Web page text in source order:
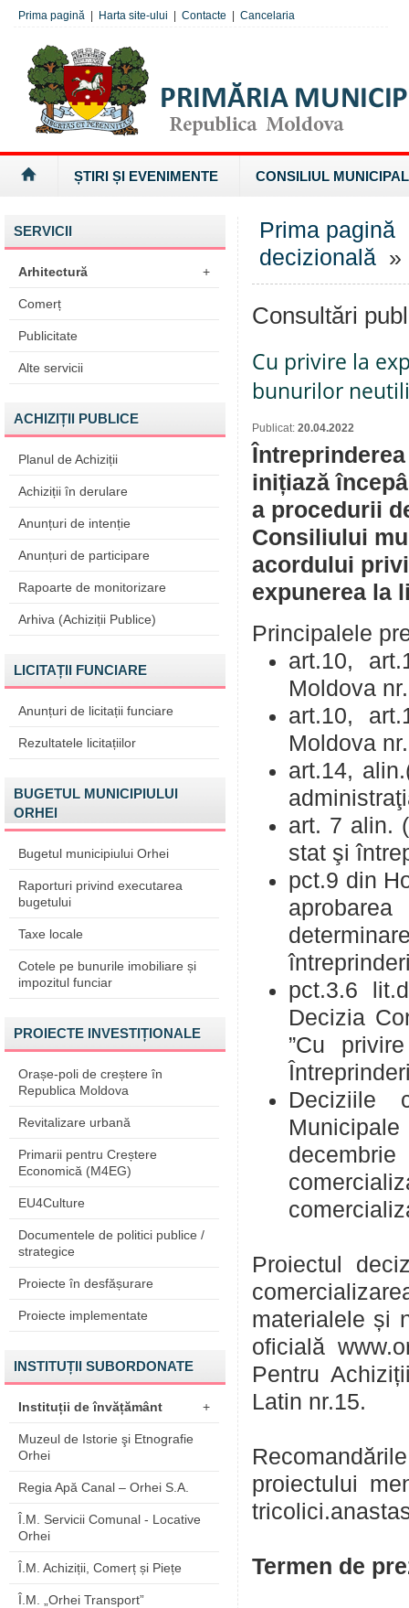
Prima pagină Harta site-ului Contacte Cancelaria
ȘTIRI ȘI EVENIMENTE CONSILIUL MUNICIPAL
SERVICII
Arhitectură +
Comerț
Publicitate
Alte servicii
ACHIZIȚII PUBLICE
Planul de Achiziții
Achiziții în derulare
Anunțuri de intenție
Anunțuri de participare
Rapoarte de monitorizare
Arhiva (Achiziții Publice)
LICITAȚII FUNCIARE
Anunțuri de licitații funciare
Rezultatele licitațiilor
BUGETUL MUNICIPIULUI
ORHEI
Bugetul municipiului Orhei
Raporturi privind executarea
bugetului
Taxe locale
Cotele pe bunurile imobiliare și
impozitul funciar
PROIECTE INVESTIȚIONALE
Orașe-poli de creștere în
Republica Moldova
Revitalizare urbană
Primarii pentru Creștere
Economică (M4EG)
EU4Culture
Documentele de politici publice /
strategice
Proiecte în desfășurare
Proiecte implementate
INSTITUȚII SUBORDONATE
Instituții de învățământ +
Muzeul de Istorie şi Etnografie
Orhei
Regia Apă Canal – Orhei S.A.
Î.M. Servicii Comunal - Locative
Orhei
Î.M. Achiziții, Comerț și Piețe
Î.M. „Orhei Transport”
Prima pagină
decizională »
Consultări
Cu privire la
bunurilor
Publicat: 20.04.2022
inițiază
a procedurii
Consiliului
acordului
expunerea la
Principalele
art.10,
Moldova
art.10,
Moldova
art.14,
art. 7 alin.
stat şi
pct.9 din
pct.3.6
Decizia
”Cu
Deciziile
Proiectul
materialele și
oficială
Pentru
Latin nr.15.
proiectului
Termen de